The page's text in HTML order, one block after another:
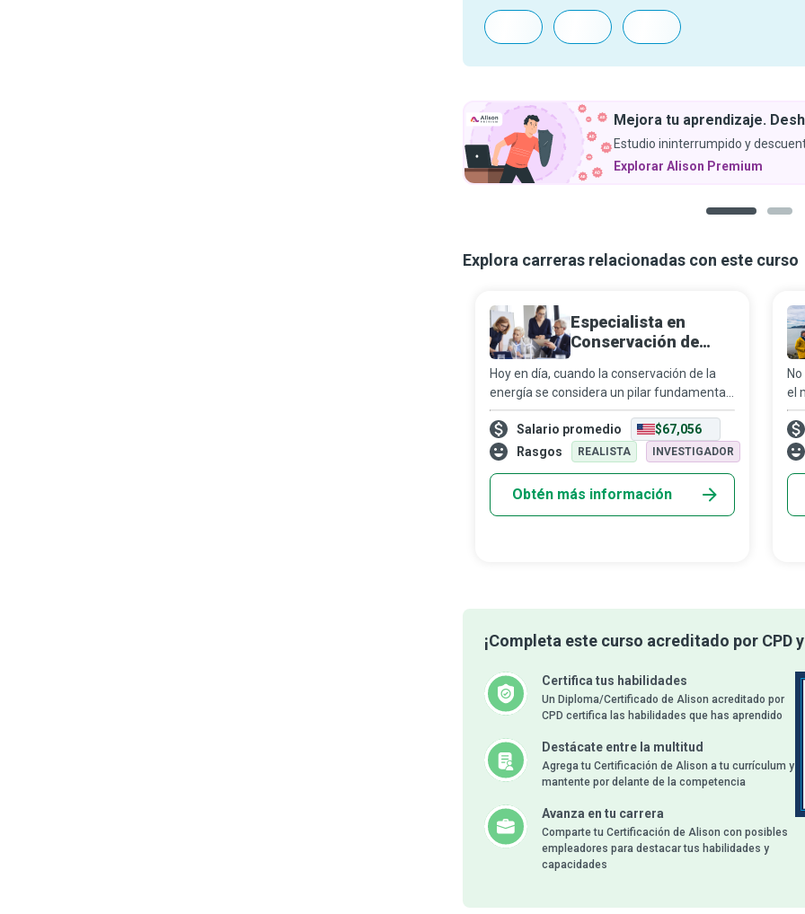
Mejora tu aprendizaje.
Estudio ininterrumpido y
Explorar Alison Premium
Explora carreras relacionadas con este curso
Especialista en
Conservación de
Hoy en día, cuando la conservación de la
energía se considera un pilar fundamental
para lograr la independencia energética,
los especialistas en conservación de
energía son quienes se encargan de anal
Salario promedio
$67,056
Rasgos
REALISTA INVESTIGADOR
Obtén más información
el
de
¡Completa este curso acreditado por CPD
Certifica tus habilidades
Un Diploma/Certificado de Alison acreditado por
CPD certifica las habilidades que has aprendido
Destácate entre la multitud
Agrega tu Certificación de Alison a tu currículum y
mantente por delante de la competencia
Avanza en tu carrera
Comparte tu Certificación de Alison con posibles
empleadores para destacar tus habilidades y
capacidades